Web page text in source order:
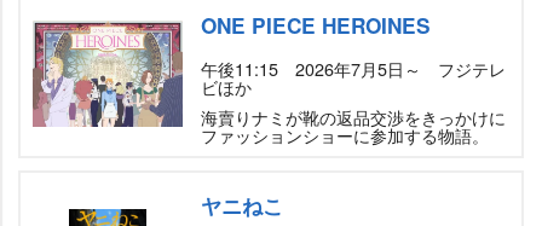
ONE PIECE HEROINES
午後11:15 2026年7月5日～ フジテレ
ビほか
海賣りナミが靴の返品交渉をきっかけに
ファッションショーに参加する物語。
ヤニねこ